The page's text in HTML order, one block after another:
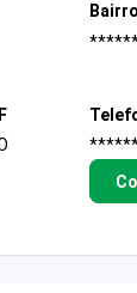
Bairro